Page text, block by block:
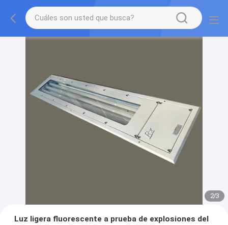
2/3
Luz ligera fluorescente a prueba de explosiones del